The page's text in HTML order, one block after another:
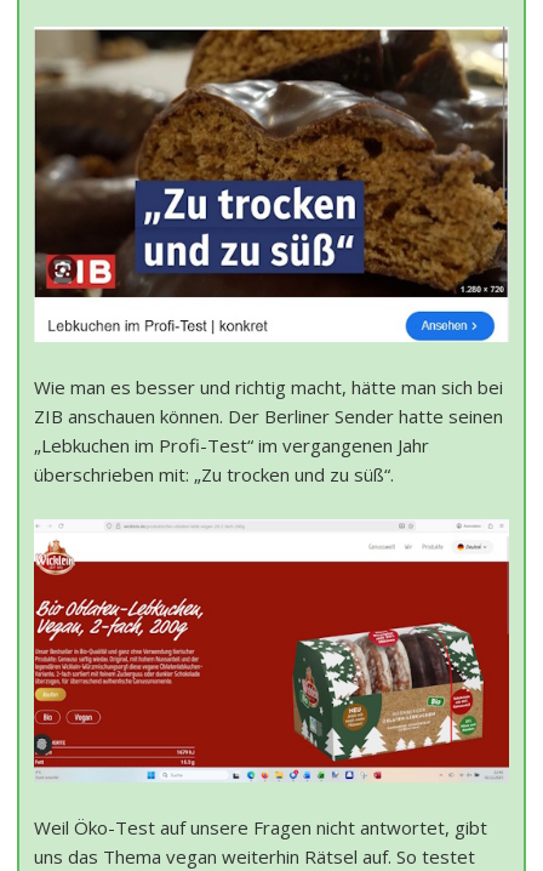
Wie man es besser und richtig macht, hätte man sich bei
ZIB anschauen können. Der Berliner Sender hatte seinen
„Lebkuchen im Profi-Test“ im vergangenen Jahr
überschrieben mit: „Zu trocken und zu süß“.
Weil Öko-Test auf unsere Fragen nicht antwortet, gibt
uns das Thema vegan weiterhin Rätsel auf. So testet